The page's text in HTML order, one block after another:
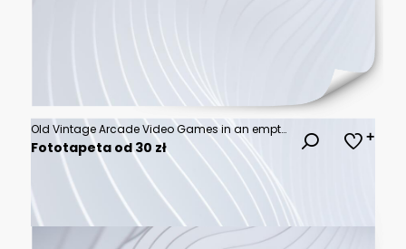
Old Vintage Arcade Video Games in an empty dark gaming room with blue light with glowing displays and beautiful retro design
Fototapeta od 30 zł